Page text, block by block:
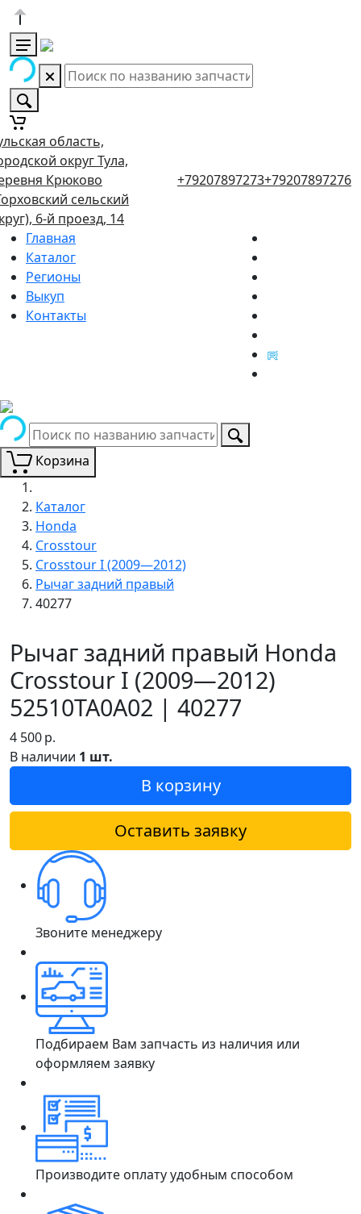
область,
округ Тула,
Крюково
сельский
6-й проезд, 14
+79207897273+79207897276
Главная
Каталог
Регионы
Выкуп
Контакты
Корзина
Каталог
Honda
Crosstour
Crosstour I (2009—2012)
Рычаг задний правый
40277
Рычаг задний правый Honda
Crosstour I (2009—2012)
52510TA0A02 | 40277
4 500р.
В наличии 1 шт.
В корзину
Оставить заявку
Звоните менеджеру
Подбираем Вам запчасть из наличия или
оформляем заявку
Производите оплату удобным способом